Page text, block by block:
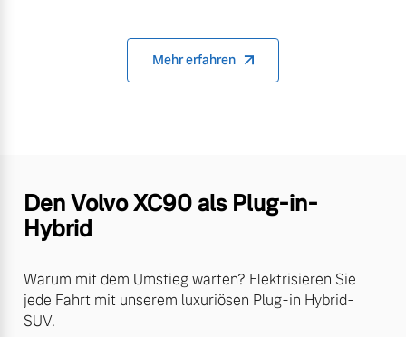
Mehr erfahren
Den Volvo XC90 als Plug-in-
Hybrid
Warum mit dem Umstieg warten? Elektrisieren Sie
jede Fahrt mit unserem luxuriösen Plug-in Hybrid-
SUV.